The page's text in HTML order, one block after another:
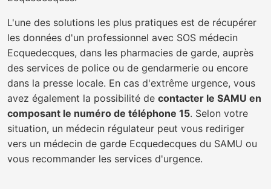
L'une des solutions les plus pratiques est de récupérer
les données d'un professionnel avec SOS médecin
Ecquedecques, dans les pharmacies de garde, auprès
des services de police ou de gendarmerie ou encore
dans la presse locale. En cas d'extrême urgence, vous
avez également la possibilité de contacter le SAMU en
composant le numéro de téléphone 15. Selon votre
situation, un médecin régulateur peut vous rediriger
vers un médecin de garde Ecquedecques du SAMU ou
vous recommander les services d'urgence.